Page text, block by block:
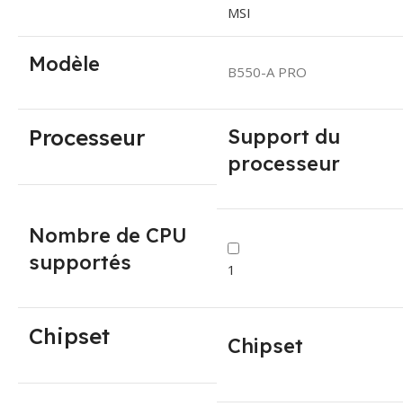
MSI
Modèle B550-A PRO
Processeur
Support du
processeur
Nombre de CPU
supportés
1
Chipset Chipset